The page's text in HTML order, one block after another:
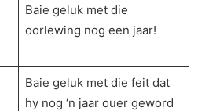
Baie geluk met die
oorlewing nog een jaar!
Baie geluk met die feit dat
hy nog ‘n jaar ouer geword